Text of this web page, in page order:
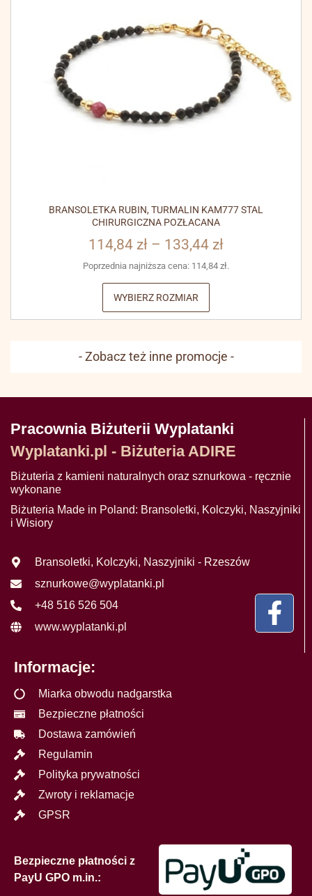
BRANSOLETKA RUBIN, TURMALIN KAM777 STAL
CHIRURGICZNA POZŁACANA
114,84 zł – 133,44 zł
Poprzednia najniższa cena: 114,84 zł.
WYBIERZ ROZMIAR
- Zobacz też inne promocje -
Pracownia Biżuterii Wyplatanki
Wyplatanki.pl - Biżuteria ADIRE
Biżuteria z kamieni naturalnych oraz sznurkowa - ręcznie
wykonane
Biżuteria Made in Poland: Bransoletki, Kolczyki, Naszyjniki
i Wisiory
Bransoletki, Kolczyki, Naszyjniki - Rzeszów
sznurkowe@wyplatanki.pl
+48 516 526 504
www.wyplatanki.pl
Informacje:
Miarka obwodu nadgarstka
Bezpieczne płatności
Dostawa zamówień
Regulamin
Polityka prywatności
Zwroty i reklamacje
GPSR
Bezpieczne płatności z
PayU GPO m.in.: